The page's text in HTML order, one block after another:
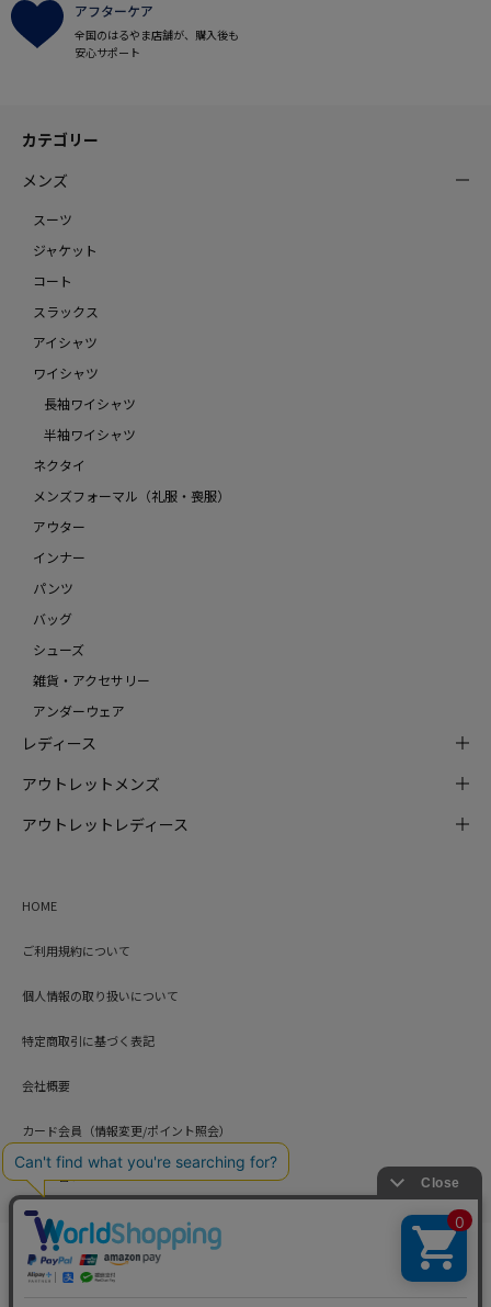
アフターケア
全国のはるやま店舗が、購入後も
安心サポート
カテゴリー
メンズ
スーツ
ジャケット
コート
スラックス
アイシャツ
ワイシャツ
長袖ワイシャツ
半袖ワイシャツ
ネクタイ
メンズフォーマル（礼服・喪服）
アウター
インナー
パンツ
バッグ
シューズ
雑貨・アクセサリー
アンダーウェア
レディース
アウトレットメンズ
アウトレットレディース
HOME
ご利用規約について
個人情報の取り扱いについて
特定商取引に基づく表記
会社概要
カード会員（情報変更/ポイント照会）